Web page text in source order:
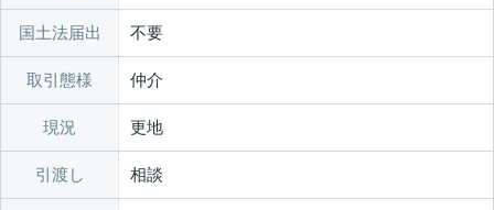
国土法届出 不要
取引態様 仲介
現況 更地
引渡し 相談